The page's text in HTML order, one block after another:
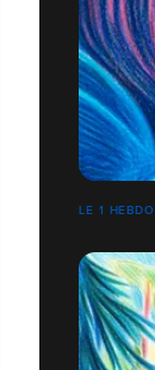
LE 1 HEBDO